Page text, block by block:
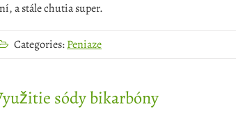
a stále chutia super.
Categories:Peniaze
sódy bikarbóny